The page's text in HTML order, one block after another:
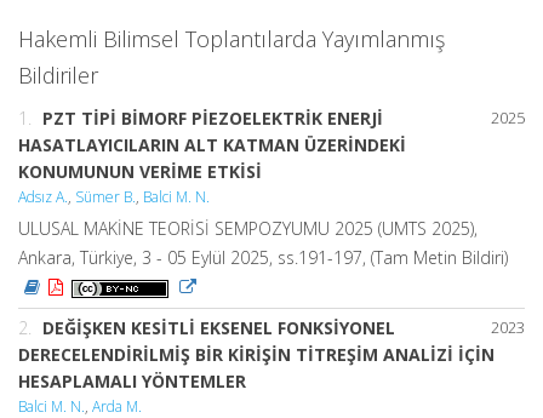
Hakemli Bilimsel Toplantılarda Yayımlanmış
Bildiriler
2025
1.
PZT TİPİ BİMORF PİEZOELEKTRİK ENERJİ
HASATLAYICILARIN ALT KATMAN ÜZERİNDEKİ
KONUMUNUN VERİME ETKİSİ
Adsız A., Sümer B., Balci M. N.
ULUSAL MAKİNE TEORİSİ SEMPOZYUMU 2025 (UMTS 2025),
Ankara, Türkiye, 3 - 05 Eylül 2025, ss.191-197, (Tam Metin Bildiri)
2023
2.
DEĞİŞKEN KESİTLİ EKSENEL FONKSİYONEL
DERECELENDİRİLMİŞ BİR KİRİŞİN TİTREŞİM ANALİZİ İÇİN
HESAPLAMALI YÖNTEMLER
Balci M. N., Arda M.